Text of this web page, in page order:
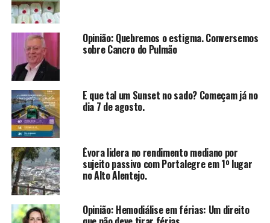
Opinião: Quebremos o estigma. Conversemos
sobre Cancro do Pulmão
E que tal um Sunset no sado? Começam já no
dia 7 de agosto.
Évora lidera no rendimento mediano por
sujeito passivo com Portalegre em 1º lugar
no Alto Alentejo.
Opinião: Hemodiálise em férias: Um direito